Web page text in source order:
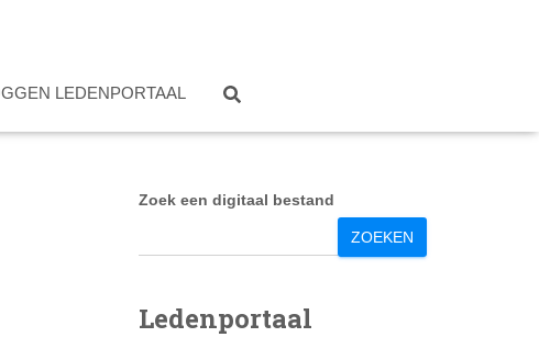
LEDENPORTAAL
Zoek een digitaal bestand
ZOEKEN
Ledenportaal